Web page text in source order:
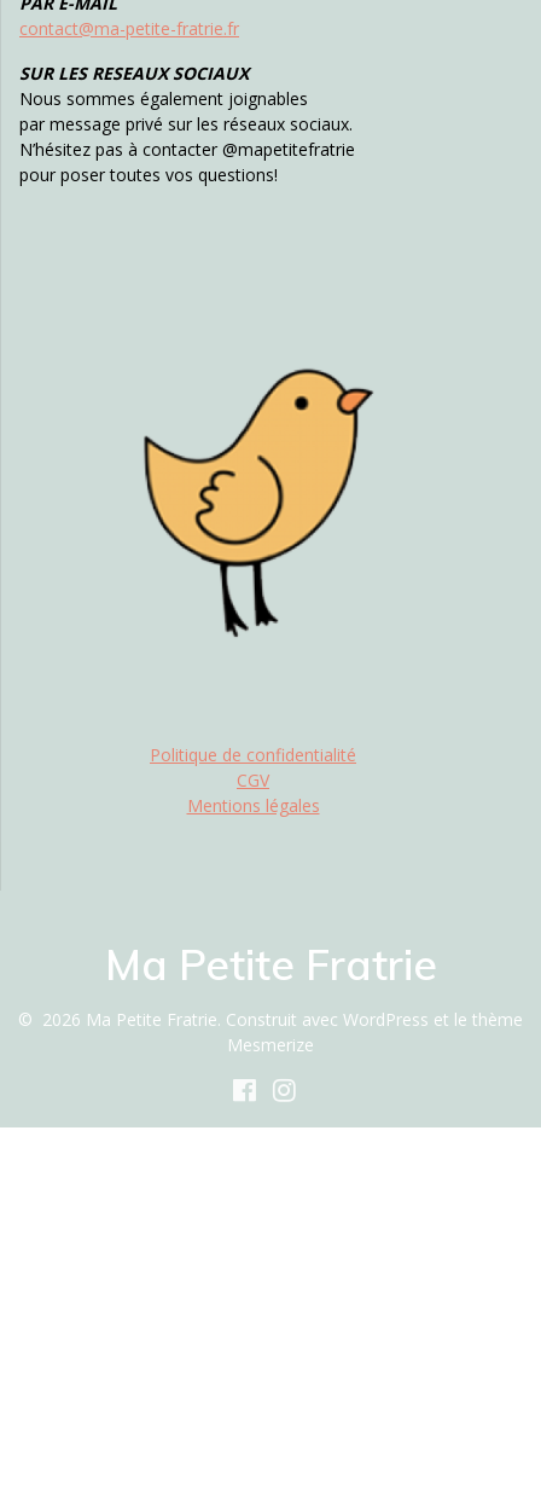
contact@ma-petite-fratrie.fr
SUR LES RESEAUX SOCIAUX
Nous sommes également joignables
par message privé sur les réseaux sociaux.
N’hésitez pas à contacter @mapetitefratrie
pour poser toutes vos questions!
Politique de confidentialité
CGV
Mentions légales
Ma Petite Fratrie
© 2026 Ma Petite Fratrie. Construit avec WordPress et le thème
Mesmerize